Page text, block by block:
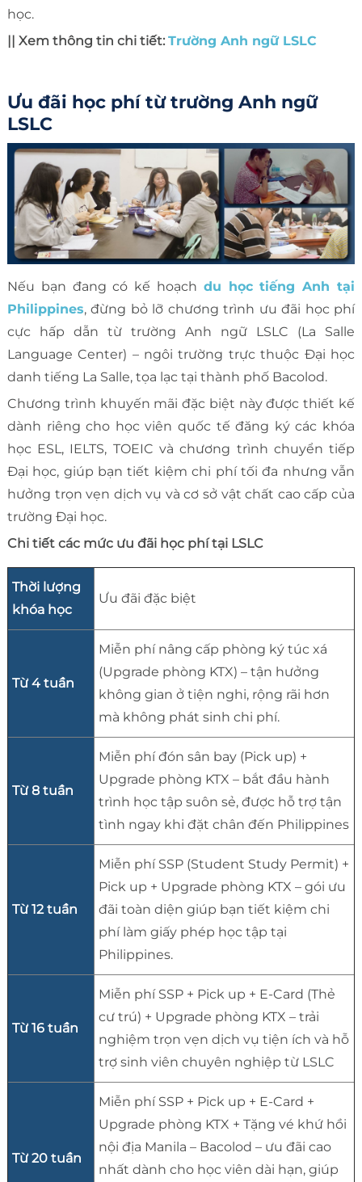
học.
|| Xem thông tin chi tiết: Trường Anh ngữ LSLC
Ưu đãi học phí từ trường Anh ngữ
LSLC
Nếu bạn đang có kế hoạch du học tiếng Anh tại
Philippines, đừng bỏ lỡ chương trình ưu đãi học phí
cực hấp dẫn từ trường Anh ngữ LSLC (La Salle
Language Center) – ngôi trường trực thuộc Đại học
danh tiếng La Salle, tọa lạc tại thành phố Bacolod.
Chương trình khuyến mãi đặc biệt này được thiết kế
dành riêng cho học viên quốc tế đăng ký các khóa
học ESL, IELTS, TOEIC và chương trình chuyển tiếp
Đại học, giúp bạn tiết kiệm chi phí tối đa nhưng vẫn
hưởng trọn vẹn dịch vụ và cơ sở vật chất cao cấp của
trường Đại học.
Chi tiết các mức ưu đãi học phí tại LSLC
Thời lượng
khóa học
Ưu đãi đặc biệt
Từ 4 tuần
Miễn phí nâng cấp phòng ký túc xá
(Upgrade phòng KTX) – tận hưởng
không gian ở tiện nghi, rộng rãi hơn
mà không phát sinh chi phí.
Từ 8 tuần
Miễn phí đón sân bay (Pick up) +
Upgrade phòng KTX – bắt đầu hành
trình học tập suôn sẻ, được hỗ trợ tận
tình ngay khi đặt chân đến Philippines
Từ 12 tuần
Miễn phí SSP (Student Study Permit) +
Pick up + Upgrade phòng KTX – gói ưu
đãi toàn diện giúp bạn tiết kiệm chi
phí làm giấy phép học tập tại
Philippines.
Từ 16 tuần
Miễn phí SSP + Pick up + E-Card (Thẻ
cư trú) + Upgrade phòng KTX – trải
nghiệm trọn vẹn dịch vụ tiện ích và hỗ
trợ sinh viên chuyên nghiệp từ LSLC
Từ 20 tuần
Miễn phí SSP + Pick up + E-Card +
Upgrade phòng KTX + Tặng vé khứ hồi
nội địa Manila – Bacolod – ưu đãi cao
nhất dành cho học viên dài hạn, giúp